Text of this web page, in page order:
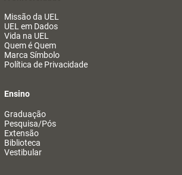
Missão da UEL
UEL em Dados
Vida na UEL
Quem é Quem
Marca Símbolo
Política de Privacidade
Ensino
Graduação
Pesquisa/Pós
Extensão
Biblioteca
Vestibular